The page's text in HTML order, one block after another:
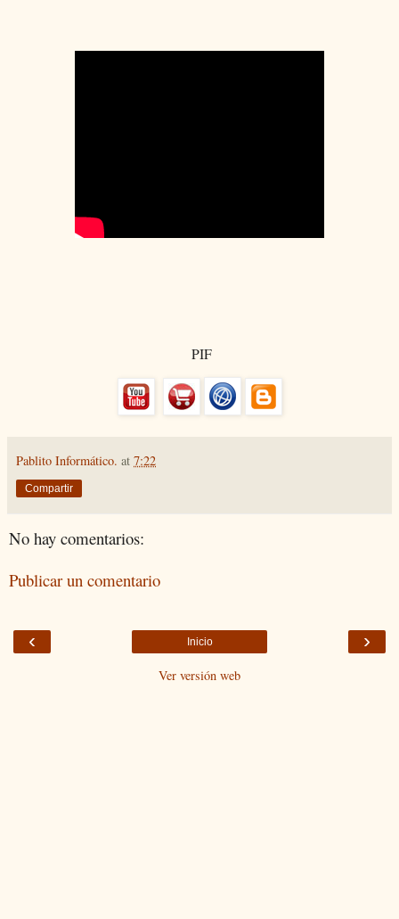
PIF
Pablito Informático. at 7:22
Compartir
No hay comentarios:
Publicar un comentario
‹ ›
Inicio
Ver versión web